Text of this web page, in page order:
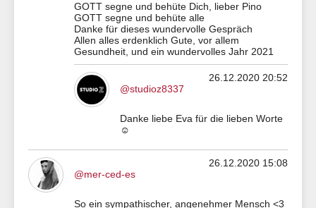
GOTT segne und behüte Dich, lieber Pino
GOTT segne und behüte alle
Danke für dieses wundervolle Gespräch
Allen alles erdenklich Gute, vor allem
Gesundheit, und ein wundervolles Jahr 2021
26.12.2020 20:52
@studioz8337
Danke liebe Eva für die lieben Worte
☺️
26.12.2020 15:08
@mer-ced-es
So ein sympathischer, angenehmer Mensch <3